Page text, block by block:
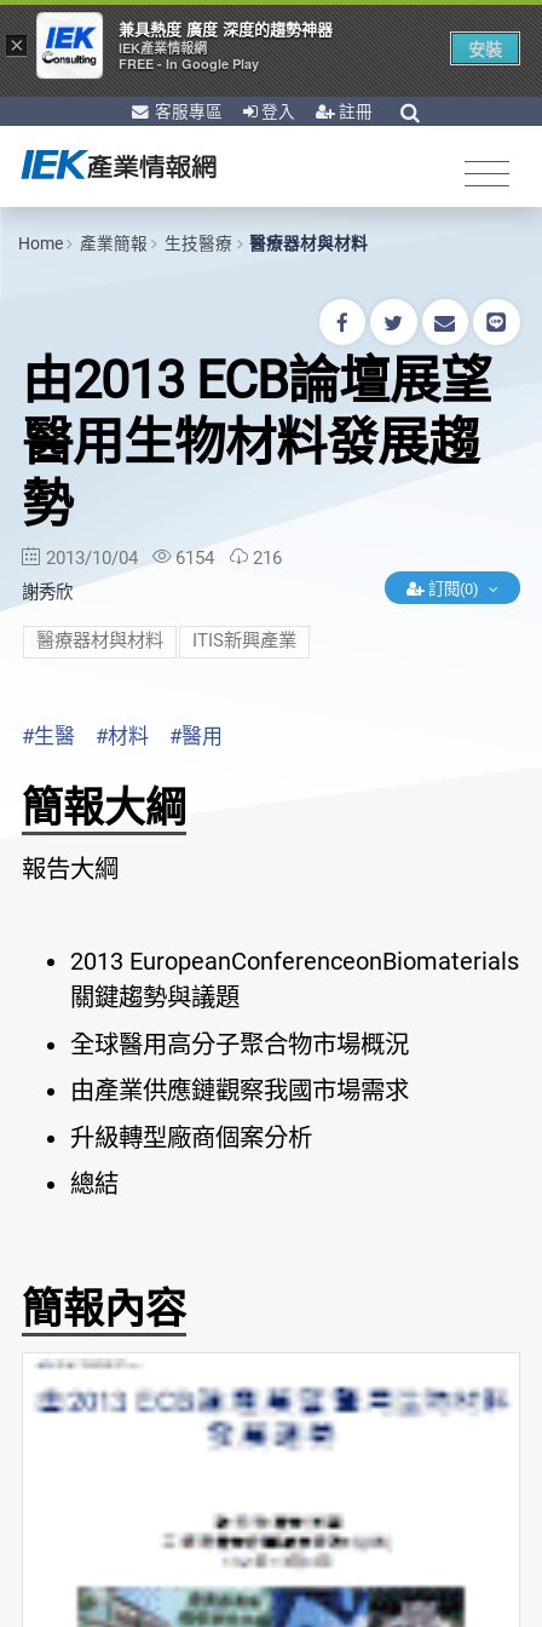
客服專區 登入 註冊
Home 產業簡報 生技醫療 醫療器材與材料
由2013 ECB論壇展望
醫用生物材料發展趨
勢
2013/10/04 6154 216
謝秀欣 訂閱(0)
醫療器材與材料 ITIS新興產業
#生醫 #材料 #醫用
簡報大綱
報告大綱
2013 EuropeanConferenceonBiomaterials
關鍵趨勢與議題
全球醫用高分子聚合物市場概況
由產業供應鏈觀察我國市場需求
升級轉型廠商個案分析
總結
簡報內容
×
兼具熱度 廣度 深度的趨勢神器
IEK產業情報網
FREE - In Google Play
安裝